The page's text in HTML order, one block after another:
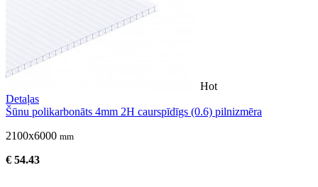
Hot
Detaļas
Šūnu polikarbonāts 4mm 2H caurspīdīgs (0.6) pilnizmēra
2100x6000 mm
€ 54.43